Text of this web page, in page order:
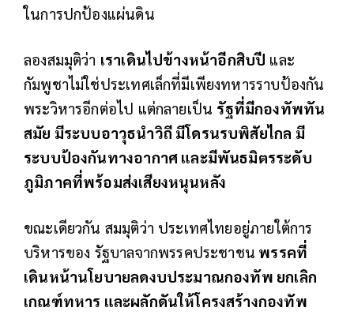
ในการปกป้องแผ่นดิน
ลองสมมุติว่า เราเดินไปข้างหน้าอีกสิบปี และ
กัมพูชาไม่ใช่ประเทศเล็กที่มีเพียงทหารราบป้องกัน
พระวิหารอีกต่อไป แต่กลายเป็น รัฐที่มีกองทัพทัน
สมัย มีระบบอาวุธนำวิถี มีโดรนรบพิสัยไกล มี
ระบบป้องกันทางอากาศ และมีพันธมิตรระดับ
ภูมิภาคที่พร้อมส่งเสียงหนุนหลัง
ขณะเดียวกัน สมมุติว่า ประเทศไทยอยู่ภายใต้การ
บริหารของ รัฐบาลจากพรรคประชาชน พรรคที่
เดินหน้านโยบายลดงบประมาณกองทัพ ยกเลิก
เกณฑ์ทหาร และผลักดันให้โครงสร้างกองทัพ